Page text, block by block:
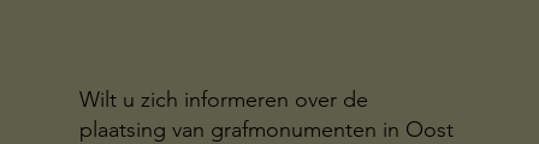
Wilt u zich informeren over de
plaatsing van grafmonumenten in Oost